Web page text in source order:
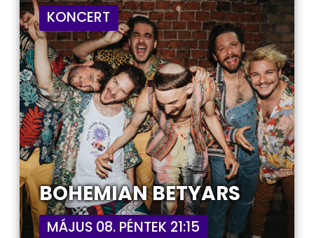
KONCERT
BOHEMIAN BETYARS
MÁJUS 08. PÉNTEK 21:15